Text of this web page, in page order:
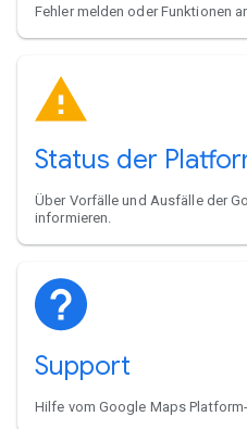
Fehler melden oder Funktionen
Status der
Über Vorfälle und Ausfälle der
informieren.
Support
Hilfe vom Google Maps Platform-